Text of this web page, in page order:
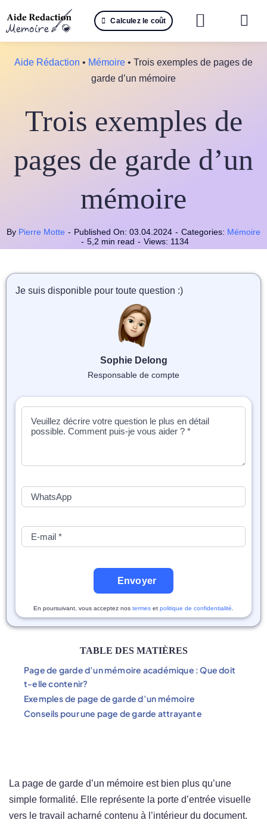
au
contenu
Calculez le coût
📝
Aide Rédaction • Mémoire • Trois exemples de pages de
garde d’un mémoire
Trois exemples de
pages de garde d’un
mémoire
By Pierre Motte - Published On: 03.04.2024 - Categories: Mémoire
- 5,2 min read - Views: 1134
Je suis disponible pour toute question :)
Sophie Delong
Responsable de compte
Envoyer
En poursuivant, vous acceptez nos termes et politique de confidentialité
TABLE DES MATIÈRES
Page de garde d’un mémoire académique : Que doit
t-elle contenir?
Exemples de page de garde d’un mémoire
Conseils pour une page de garde attrayante
La page de garde d’un mémoire est bien plus qu’une
simple formalité. Elle représente la porte d’entrée visuelle
vers le travail acharné contenu à l’intérieur du document.